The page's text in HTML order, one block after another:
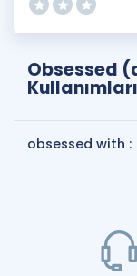
Obsessed
Kullanımları
obsessed with :